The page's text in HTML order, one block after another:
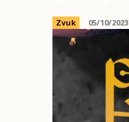
Zvuk 05/10/2023